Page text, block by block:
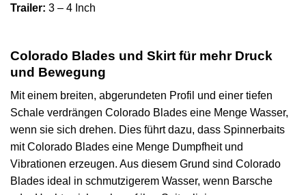
Trailer: 3 – 4 Inch
Colorado Blades und Skirt für mehr Druck
und Bewegung
Mit einem breiten, abgerundeten Profil und einer tiefen
Schale verdrängen Colorado Blades eine Menge Wasser,
wenn sie sich drehen. Dies führt dazu, dass Spinnerbaits
mit Colorado Blades eine Menge Dumpfheit und
Vibrationen erzeugen. Aus diesem Grund sind Colorado
Blades ideal in schmutzigerem Wasser, wenn Barsche